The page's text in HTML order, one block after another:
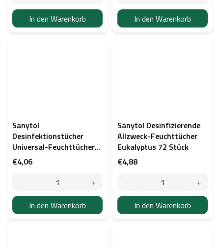
In den Warenkorb In den Warenkorb
Sanytol
Desinfektionstücher
Universal-Feuchttücher
Eukalyptus 36 Stück
€4,06
In den Warenkorb
Sanytol Desinfizierende
Allzweck-Feuchttücher
Eukalyptus 72 Stück
€4,88
In den Warenkorb